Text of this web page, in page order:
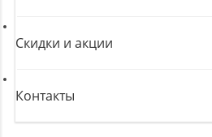
Скидки и акции
Контакты